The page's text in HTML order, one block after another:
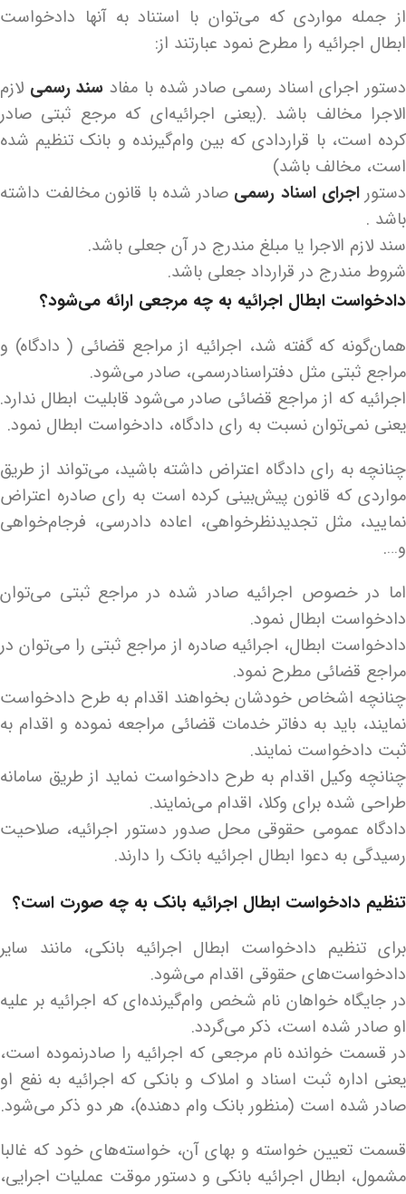
از جمله مواردی که می‌توان با استناد به آنها دادخواست
ابطال اجرائیه را مطرح نمود عبارتند از:
دستور اجرای اسناد رسمی صادر شده با مفاد سند رسمی لازم
الاجرا مخالف باشد .(یعنی اجرائیه‌ای که مرجع ثبتی صادر
کرده است، با قراردادی که بین وام‌گیرنده و بانک تنظیم شده
است، مخالف باشد)
دستوراجرای اسناد رسمی صادر شده با قانون مخالفت داشته
باشد .
سند لازم الاجرا یا مبلغ مندرج در آن جعلی باشد.
شروط مندرج در قرارداد جعلی باشد.
دادخواست ابطال اجرائیه به چه مرجعی ارائه می‌شود؟
همان‌گونه که گفته شد، اجرائیه از مراجع قضائی ( دادگاه) و
مراجع ثبتی مثل دفتراسنادرسمی، صادر می‌شود.
اجرائیه که از مراجع قضائی صادر می‌شود قابلیت ابطال ندارد.
یعنی نمی‌توان نسبت به رای دادگاه، دادخواست ابطال نمود.
چنانچه به رای دادگاه اعتراض داشته باشید، می‌تواند از طریق
مواردی که قانون پیش‌بینی کرده است به رای صادره اعتراض
نمایید، مثل تجدیدنظرخواهی، اعاده دادرسی، فرجام‌خواهی
و….
اما در خصوص اجرائیه صادر شده در مراجع ثبتی می‌توان
دادخواست ابطال نمود.
دادخواست ابطال، اجرائیه صادره از مراجع ثبتی را می‌توان در
مراجع قضائی مطرح نمود.
چنانچه اشخاص خودشان بخواهند اقدام به طرح دادخواست
نمایند، باید به دفاتر خدمات قضائی مراجعه نموده و اقدام به
ثبت دادخواست نمایند.
چنانچه وکیل اقدام به طرح دادخواست نماید از طریق سامانه
طراحی شده برای وکلا، اقدام می‌نمایند.
دادگاه عمومی حقوقی محل صدور دستور اجرائیه، صلاحیت
رسیدگی به دعوا ابطال اجرائیه بانک را دارند.
تنظیم دادخواست ابطال اجرائیه بانک به چه صورت است؟
برای تنظیم دادخواست ابطال اجرائیه بانکی، مانند سایر
دادخواست‌های حقوقی اقدام می‌شود.
در جایگاه خواهان نام شخص وام‌گیرنده‌ای که اجرائیه بر علیه
او صادر شده است، ذکر می‌گردد.
در قسمت خوانده نام مرجعی که اجرائیه را صادرنموده است،
یعنی اداره ثبت اسناد و املاک و بانکی که اجرائیه به نفع او
صادر شده است (منظور بانک وام دهنده)، هر دو ذکر می‌شود.
قسمت تعیین خواسته و بهای آن، خواسته‌های خود که غالبا
مشمول، ابطال اجرائیه بانکی و دستور موقت عملیات اجرایی،